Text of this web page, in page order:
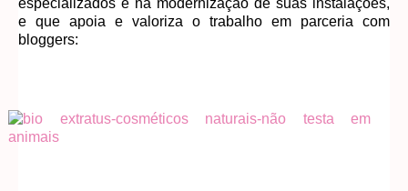
especializados e na modernização de suas instalações,
e que apoia e valoriza o trabalho em parceria com
bloggers: